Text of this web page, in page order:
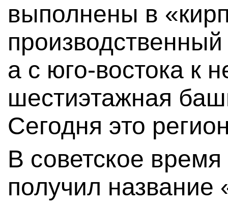
выполнены в
а с юго-востока к
шестиэтажная
Сегодня это
В советское
получил